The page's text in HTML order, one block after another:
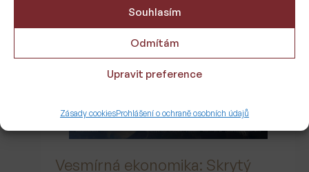
Souhlasím
Odmítám
Upravit preference
Zásady cookiesProhlášení o ochraně osobních údajů
Vesmírná ekonomika: Skrytý